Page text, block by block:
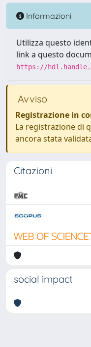
Informazioni
Utilizza questo
link a questo
https://
Avviso
Registrazione in
La registrazione di
ancora stata
Citazioni
social impact